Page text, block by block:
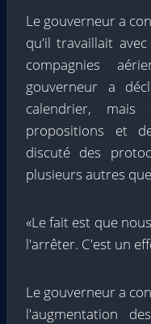
Le gouverneur a
qu'il travaillait
compagnies
gouverneur a
calendrier, mais
propositions et
discuté des
plusieurs autres
«Le fait est que
l'arrêter. C'est un
Le gouverneur a
l'augmentation